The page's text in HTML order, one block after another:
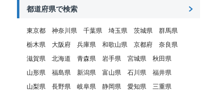
都道府県で検索
東京都 神奈川県 千葉県 埼玉県 茨城県
群馬県
栃木県
大阪府 兵庫県 和歌山県 京都府
奈良県
滋賀県
北海道 青森県 岩手県 宮城県
秋田県
山形県
福島県 新潟県 富山県 石川県
福井県
山梨県
長野県 岐阜県 静岡県 愛知県
三重県